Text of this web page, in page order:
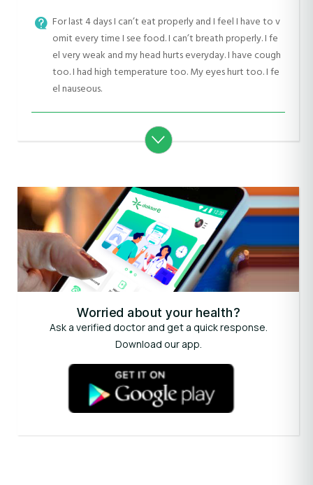
For last 4 days I can’t eat properly and I feel I have to v
omit every time I see food. I can’t breath properly. I fe
el very weak and my head hurts everyday. I have cough
too. I had high temperature too. My eyes hurt too. I fe
el nauseous.
Worried about your health?
Ask a verified doctor and get a quick response.
Download our app.